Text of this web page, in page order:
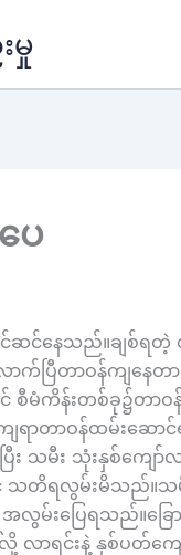
မှု
ေ
င်ဆင်နေသည်။ချစ်ရ
က်ပြီတာဝန်ကျနေတ
တွင် စီမံကိန်းတစ်ခု၌တ
ျရာတာဝန်ထမ်းဆေ
း သမီး သုံးနှစ်ကျေ
င် သတိရလွမ်းမိသည်။
အလွမ်းပြေရသည်။ခြ
လာရင်းနဲ့ နှစ်ပတ်က